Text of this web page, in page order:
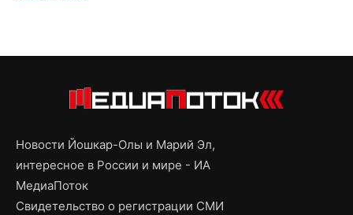
Новости Йошкар-Олы и Марий Эл,
интересное в России и мире - ИА
МедиаПоток
Свидетельство о регистрации СМИ